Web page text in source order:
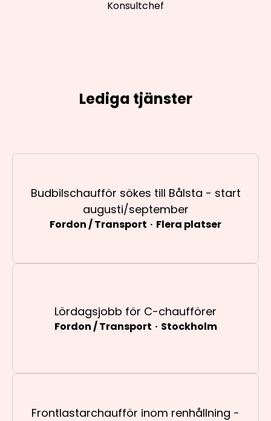
Konsultchef
Lediga tjänster
Budbilschaufför sökes till Bålsta - start
augusti/september
Fordon / Transport · Flera platser
Lördagsjobb för C-chaufförer
Fordon / Transport · Stockholm
Frontlastarchaufför inom renhållning -